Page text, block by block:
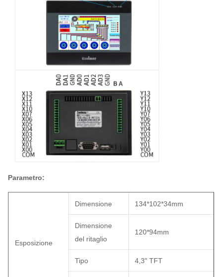
Parametro:
Esposizione
Dimensione 134*102*34mm
Dimensione
del ritaglio
120*94mm
Tipo 4,3" TFT